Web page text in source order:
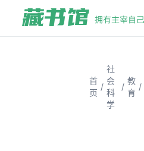
首
页
/
社
会
科
学
/
教
育
/